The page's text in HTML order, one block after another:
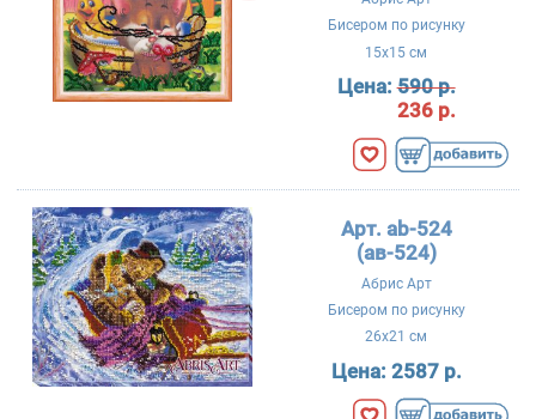
Бисером по рисунку
15x15 см
Цена:590 р.
236 р.
Арт. ab-524
(ав-524)
Абрис Арт
Бисером по рисунку
26x21 см
Цена: 2587 р.